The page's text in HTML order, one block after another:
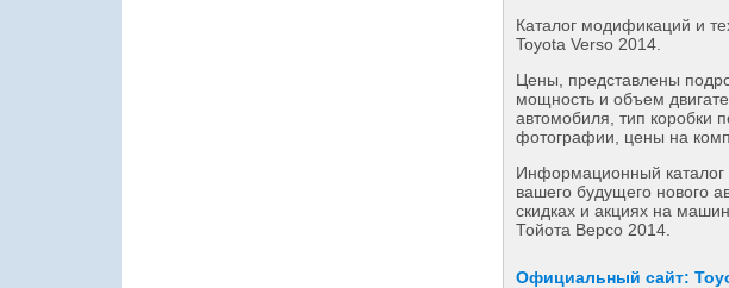
Каталог модификаций и
Toyota Verso 2014.
Цены, представлены
мощность и объем
автомобиля, тип коробки
фотографии, цены на
Информационный каталог
вашего будущего нового
скидках и акциях на
Тойота Версо 2014.
Официальный сайт: